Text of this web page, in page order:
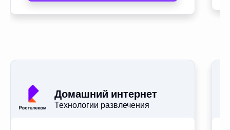
Домашний интернет
Технологии развлечения